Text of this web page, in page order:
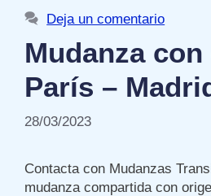
Deja un comentario
Mudanza
París –
28/03/2023
Contacta con Mudanzas
mudanza compartida con